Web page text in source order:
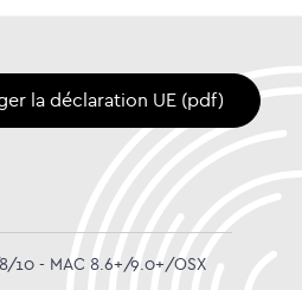
la déclaration UE (pdf)
10 - MAC 8.6+/9.0+/OSX